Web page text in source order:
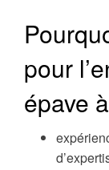
pour
épave